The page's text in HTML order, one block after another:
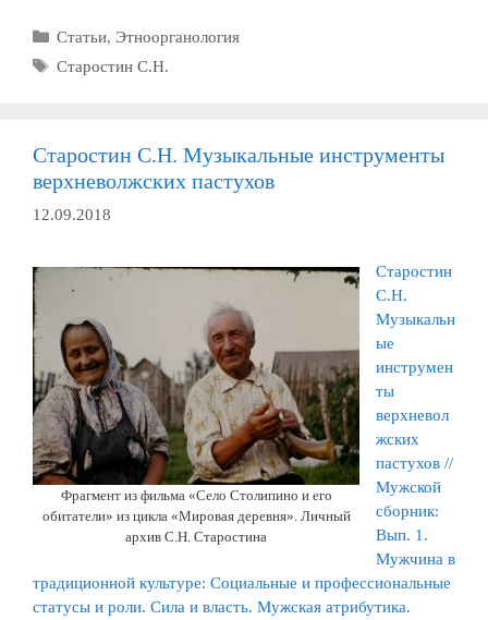
Верхневолжья
Рубрики
Статьи, Этноорганология
Метки
Старостин С.Н.
Старостин С.Н. Музыкальные инструменты
верхневолжских пастухов
12.09.2018
Фрагмент из фильма «Село Столипино и его
обитатели» из цикла «Мировая деревня». Личный
архив С.Н. Старостина
Старостин
С.Н.
Музыкальн
ые
инструмен
ты
верхневол
жских
пастухов //
Мужской
сборник:
Вып. 1.
Мужчина в
традиционной культуре: Социальные и профессиональные
статусы и роли. Сила и власть. Мужская атрибутика.